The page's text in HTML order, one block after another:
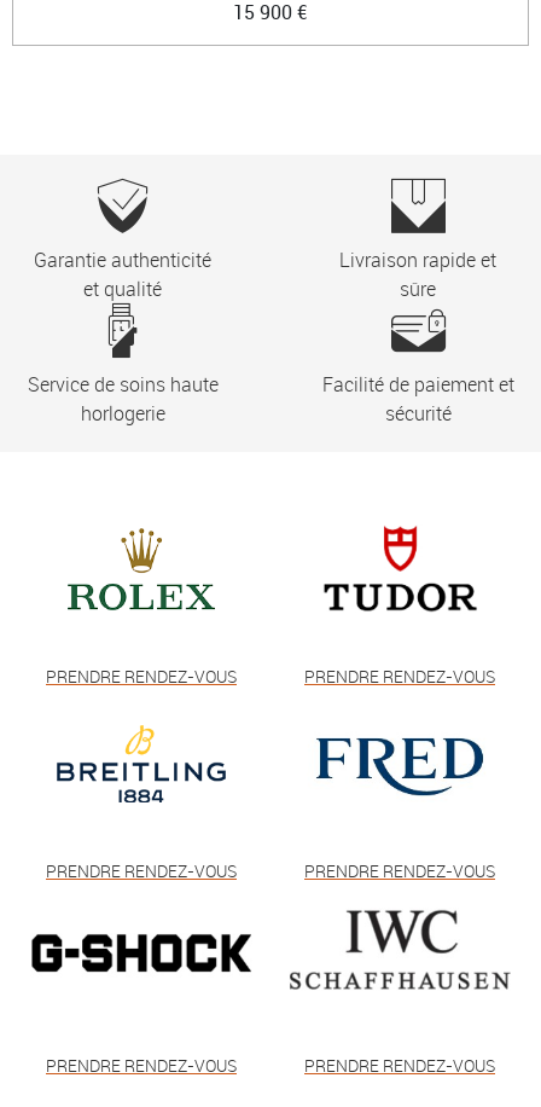
15 900 €
Garantie authenticité
et qualité
Livraison rapide et
sûre
Service de soins haute
horlogerie
Facilité de paiement et
sécurité
PRENDRE RENDEZ-VOUS PRENDRE RENDEZ-VOUS
PRENDRE RENDEZ-VOUS PRENDRE RENDEZ-VOUS
PRENDRE RENDEZ-VOUS PRENDRE RENDEZ-VOUS